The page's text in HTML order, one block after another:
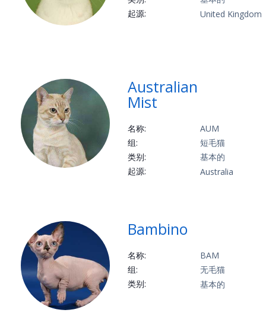
起源:
United Kingdom
Australian
Mist
名称:
AUM
组:
短毛猫
类别:
基本的
起源:
Australia
Bambino
名称:
BAM
组:
无毛猫
类别:
基本的